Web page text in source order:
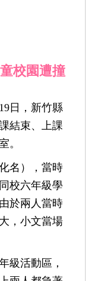
校園遭撞
日，新竹縣
結束、上課
。
名），當時
校六年級學
於兩人當時
，小文當場
級活動區，